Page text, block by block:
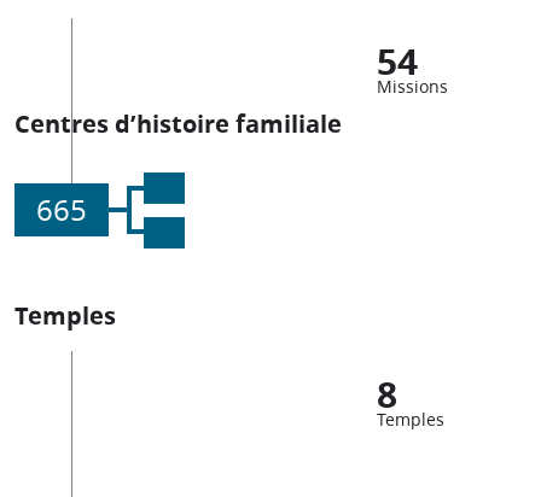
54
Missions
Centres d’histoire familiale
665
Temples
8
Temples